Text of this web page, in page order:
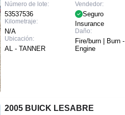
Número de lote:
53537536
Kilometraje:
N/A
Ubicación:
AL - TANNER
Vendedor:
Seguro
Insurance
Daño:
Fire/burn | Burn -
Engine
2005 BUICK LESABRE